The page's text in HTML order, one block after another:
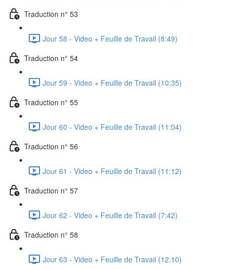
Traduction n° 53
Jour 58 - Video + Feuille de Travail (8:49)
Traduction n° 54
Jour 59 - Video + Feuille de Travail (10:35)
Traduction n° 55
Jour 60 - Video + Feuille de Travail (11:04)
Traduction n° 56
Jour 61 - Video + Feuille de Travail (11:12)
Traduction n° 57
Jour 62 - Video + Feuille de Travail (7:42)
Traduction n° 58
Jour 63 - Video + Feuille de Travail (12:10)